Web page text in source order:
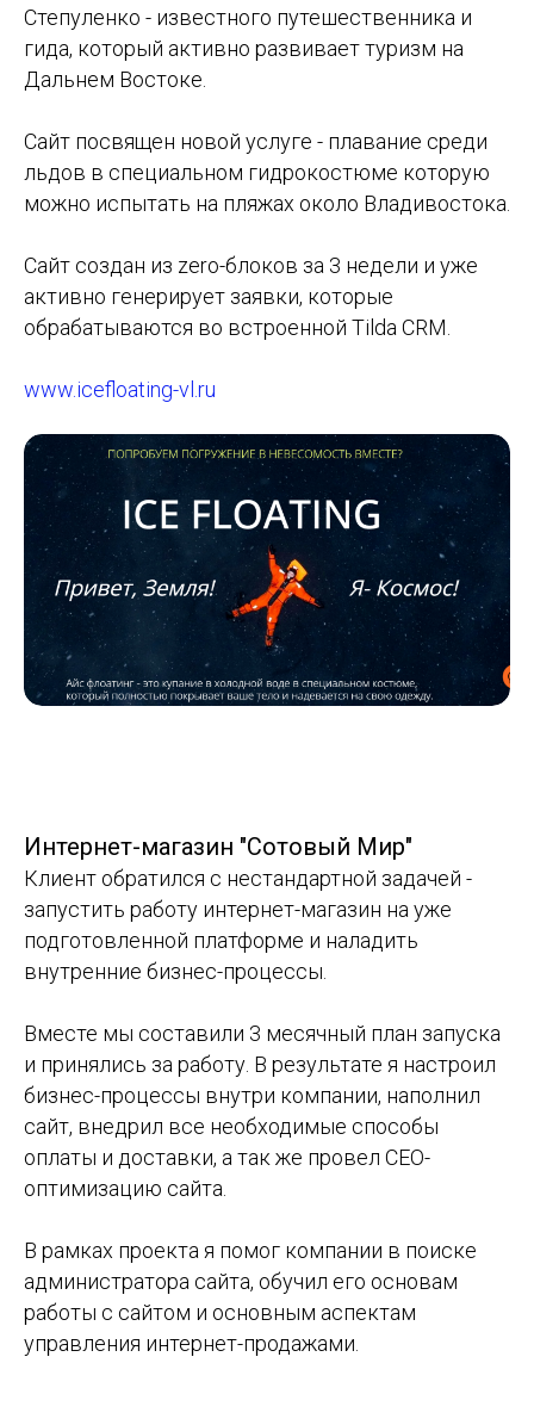
Степуленко - известного путешественника и
гида, который активно развивает туризм на
Дальнем Востоке.
Сайт посвящен новой услуге - плавание среди
льдов в специальном гидрокостюме которую
можно испытать на пляжах около Владивостока.
Сайт создан из zero-блоков за 3 недели и уже
активно генерирует заявки, которые
обрабатываются во встроенной Tilda CRM.
www.icefloating-vl.ru
Интернет-магазин "Сотовый Мир"
Клиент обратился с нестандартной задачей -
запустить работу интернет-магазин на уже
подготовленной платформе и наладить
внутренние бизнес-процессы.
Вместе мы составили 3 месячный план запуска
и принялись за работу. В результате я настроил
бизнес-процессы внутри компании, наполнил
сайт, внедрил все необходимые способы
оплаты и доставки, а так же провел СЕО-
оптимизацию сайта.
В рамках проекта я помог компании в поиске
администратора сайта, обучил его основам
работы с сайтом и основным аспектам
управления интернет-продажами.